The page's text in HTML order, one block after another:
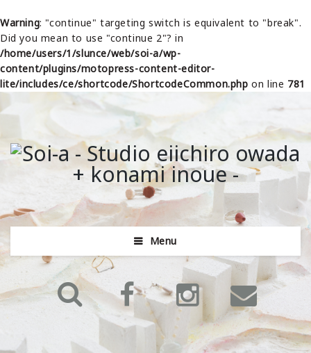
Warning: "continue" targeting switch is equivalent to "break".
Did you mean to use "continue 2"? in
/home/users/1/slunce/web/soi-a/wp-
content/plugins/motopress-content-editor-
lite/includes/ce/shortcode/ShortcodeCommon.php on line 781
Menu